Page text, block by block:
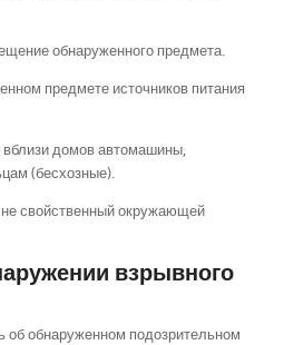
обнаруженного предмета.
предмете источников питания
домов автомашины,
(бесхозные).
свойственный окружающей
взрывного
обнаруженном подозрительном